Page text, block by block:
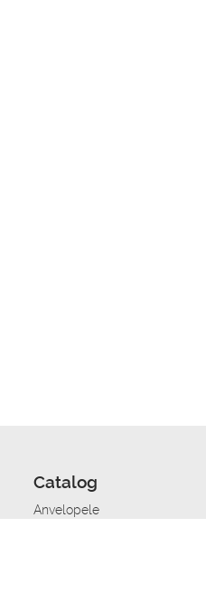
Catalog
Anvelopele